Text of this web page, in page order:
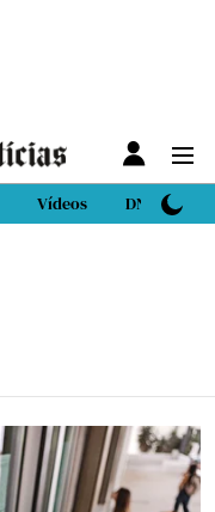
Vídeos DN Sport